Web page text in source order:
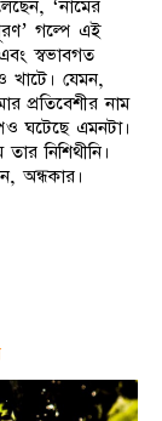
‘নামের
গল্পে এই
স্বভাবগত
খাটে। যেমন,
প্রতিবেশীর নাম
ঘটেছে এমনটা।
নিশিথীনি।
অন্ধকার।